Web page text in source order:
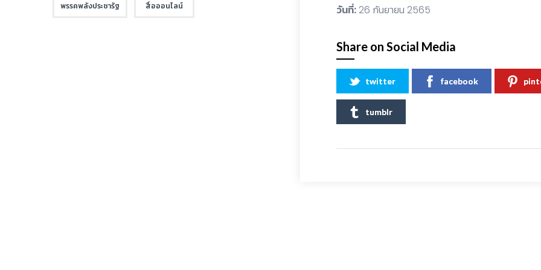
วันที่: 26 กันยายน 2565
Share on Social Media
twitter facebook
tumblr
พรรคพลังประชารัฐ สื่อออนไลน์